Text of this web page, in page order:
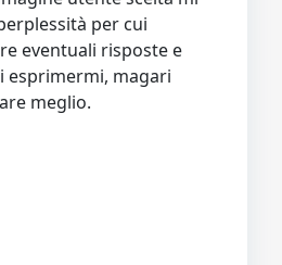
per cui
eventuali risposte e
esprimermi, magari
meglio.